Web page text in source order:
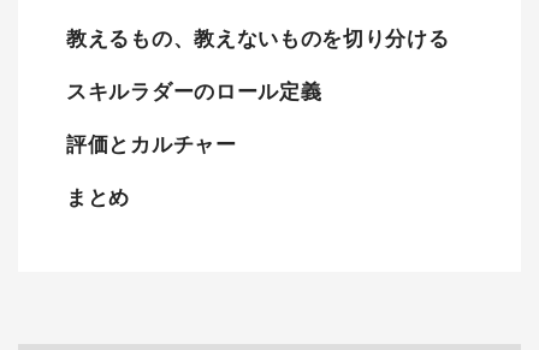
教えるもの、教えないものを切り分ける
スキルラダーのロール定義
評価とカルチャー
まとめ